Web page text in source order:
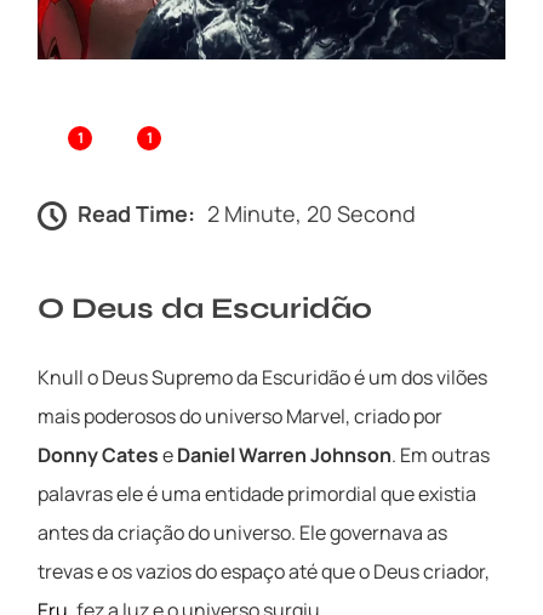
1 1
Read Time: 2 Minute, 20 Second
O Deus da Escuridão
Knull o Deus Supremo da Escuridão é um dos vilões
mais poderosos do universo Marvel, criado por
Donny CateseDaniel Warren Johnson. Em outras
palavras ele é uma entidade primordial que existia
antes da criação do universo. Ele governava as
trevas e os vazios do espaço até que o Deus criador,